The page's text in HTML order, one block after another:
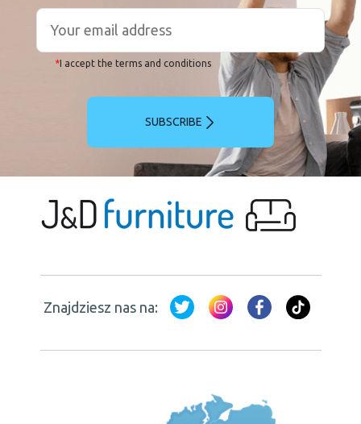
*I accept the terms and conditions
SUBSCRIBE
Znajdziesz nas na: